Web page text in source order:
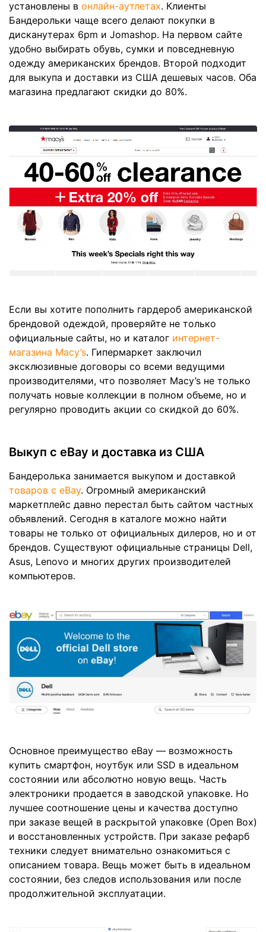
установлены в онлайн-аутлетах. Клиенты
Бандерольки чаще всего делают покупки в
дисканутерах 6pm и Jomashop. На первом сайте
удобно выбирать обувь, сумки и повседневную
одежду американских брендов. Второй подходит
для выкупа и доставки из США дешевых часов. Оба
магазина предлагают скидки до 80%.
Если вы хотите пополнить гардероб американской
брендовой одеждой, проверяйте не только
официальные сайты, но и каталог интернет-
магазина Macy’s. Гипермаркет заключил
эксклюзивные договоры со всеми ведущими
производителями, что позволяет Macy’s не только
получать новые коллекции в полном объеме, но и
регулярно проводить акции со скидкой до 60%.
Выкуп с eBay и доставка из США
Бандеролька занимается выкупом и доставкой
товаров с eBay. Огромный американский
маркетплейс давно перестал быть сайтом частных
объявлений. Сегодня в каталоге можно найти
товары не только от официальных дилеров, но и от
брендов. Существуют официальные страницы Dell,
Asus, Lenovo и многих других производителей
компьютеров.
Основное преимущество eBay — возможность
купить смартфон, ноутбук или SSD в идеальном
состоянии или абсолютно новую вещь. Часть
электроники продается в заводской упаковке. Но
лучшее соотношение цены и качества доступно
при заказе вещей в раскрытой упаковке (Open Box)
и восстановленных устройств. При заказе рефарб
техники следует внимательно ознакомиться с
описанием товара. Вещь может быть в идеальном
состоянии, без следов использования или после
продолжительной эксплуатации.